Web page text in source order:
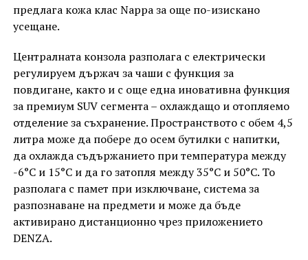
предлага кожа клас Nappa за още по-изискано
усещане.
Централната конзола разполага с електрически
регулируем държач за чаши с функция за
повдигане, както и с още една иновативна функция
за премиум SUV сегмента – охлаждащо и отопляемо
отделение за съхранение. Пространството с обем 4,5
литра може да побере до осем бутилки с напитки,
да охлажда съдържанието при температура между
-6°C и 15°C и да го затопля между 35°C и 50°C. То
разполага с памет при изключване, система за
разпознаване на предмети и може да бъде
активирано дистанционно чрез приложението
DENZA.